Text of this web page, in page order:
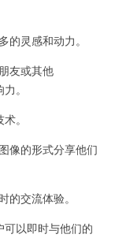
灵感和动力。
友或其他
。
。
像的形式分享他们
交流体验。
以即时与他们的